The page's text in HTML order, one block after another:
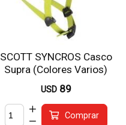
SCOTT SYNCROS Casco
Supra (Colores Varios)
USD 89
Comprar